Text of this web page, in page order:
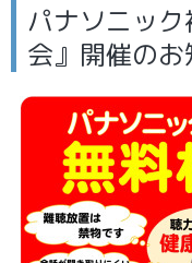
パナソニッ
会』開催のお